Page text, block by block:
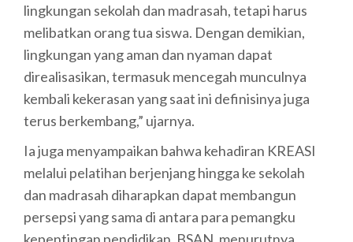
lingkungan sekolah dan madrasah, tetapi harus
melibatkan orang tua siswa. Dengan demikian,
lingkungan yang aman dan nyaman dapat
direalisasikan, termasuk mencegah munculnya
kembali kekerasan yang saat ini definisinya juga
terus berkembang,” ujarnya.
Ia juga menyampaikan bahwa kehadiran KREASI
melalui pelatihan berjenjang hingga ke sekolah
dan madrasah diharapkan dapat membangun
persepsi yang sama di antara para pemangku
kepentingan pendidikan. BSAN, menurutnya,